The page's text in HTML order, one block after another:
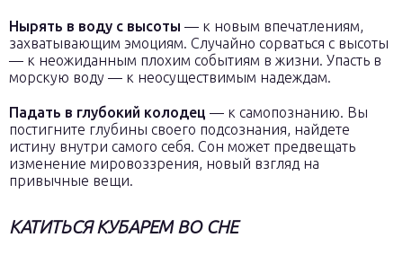
Нырять в воду с высоты — к новым впечатлениям,
захватывающим эмоциям. Случайно сорваться с высоты
— к неожиданным плохим событиям в жизни. Упасть в
морскую воду — к неосуществимым надеждам.
Падать в глубокий колодец — к самопознанию. Вы
постигните глубины своего подсознания, найдете
истину внутри самого себя. Сон может предвещать
изменение мировоззрения, новый взгляд на
привычные вещи.
КАТИТЬСЯ КУБАРЕМ ВО СНЕ